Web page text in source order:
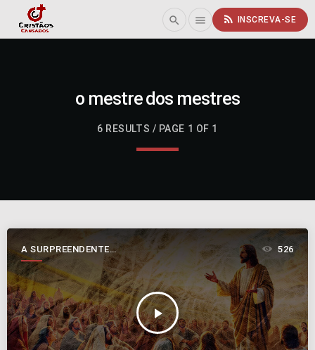
search menu rss_feed INSCREVA-SE
o mestre dos mestres
6 RESULTS / PAGE 1 OF 1
A SURPREENDENTE
GENIALIDADE DE JESUS
play_arrow
526